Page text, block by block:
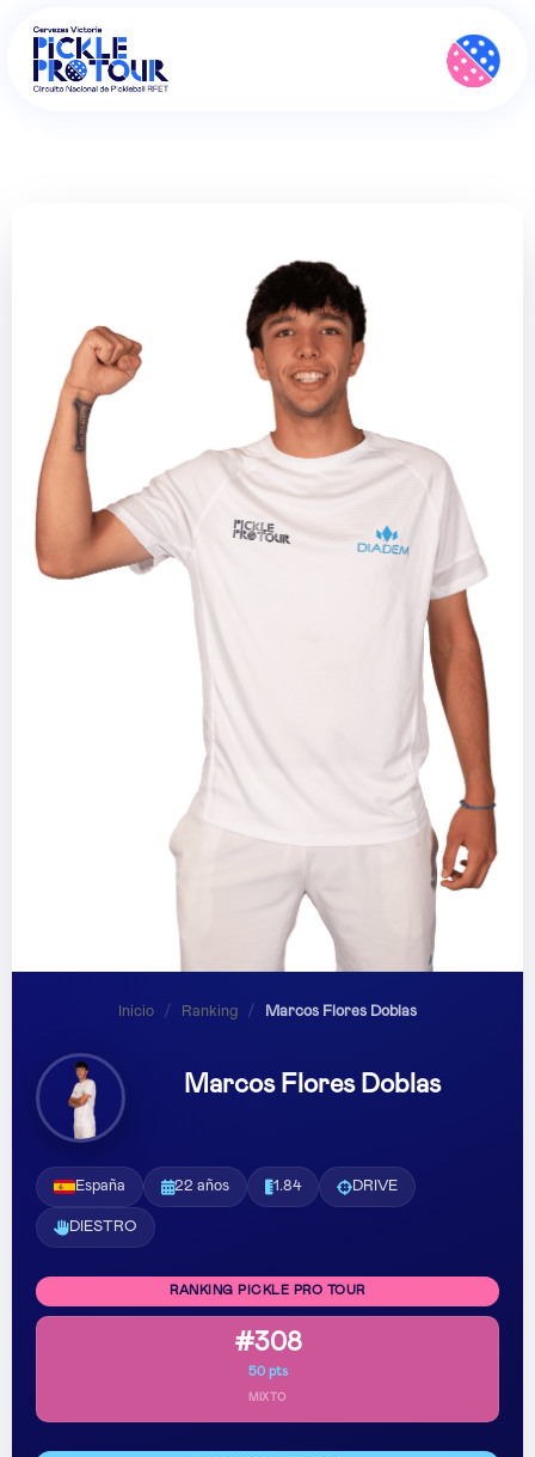
Inicio / Ranking / Marcos Flores Doblas
Marcos Flores Doblas
España 22 años 1.84 DRIVE
DIESTRO
RANKING PICKLE PRO TOUR
#308
50 pts
MIXTO